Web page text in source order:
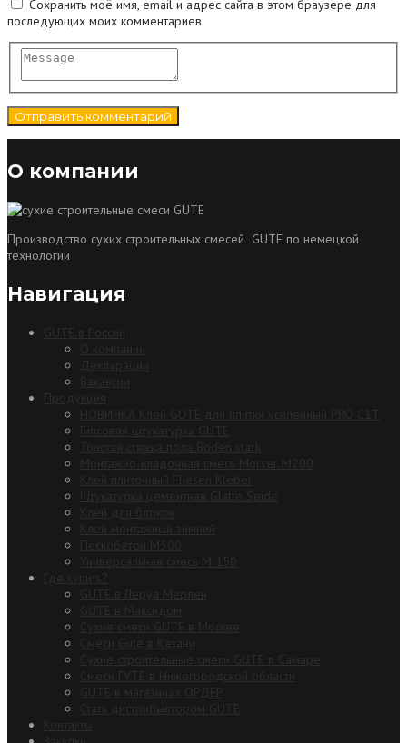
Сохранить моё имя, email и адрес сайта в этом браузере для
последующих моих комментариев.
О компании
Производство сухих строительных смесей GUTE по немецкой
технологии
Навигация